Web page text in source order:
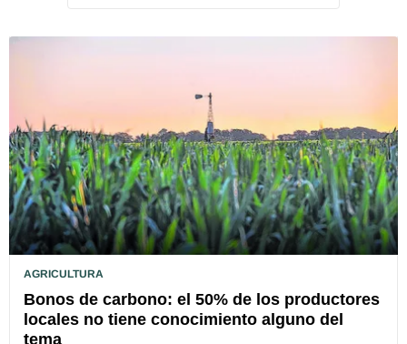
AGRICULTURA
Bonos de carbono: el 50% de los productores
locales no tiene conocimiento alguno del
tema